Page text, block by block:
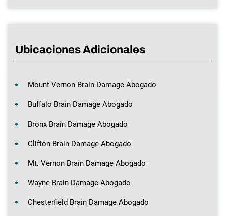
Ubicaciones Adicionales
Mount Vernon Brain Damage Abogado
Buffalo Brain Damage Abogado
Bronx Brain Damage Abogado
Clifton Brain Damage Abogado
Mt. Vernon Brain Damage Abogado
Wayne Brain Damage Abogado
Chesterfield Brain Damage Abogado